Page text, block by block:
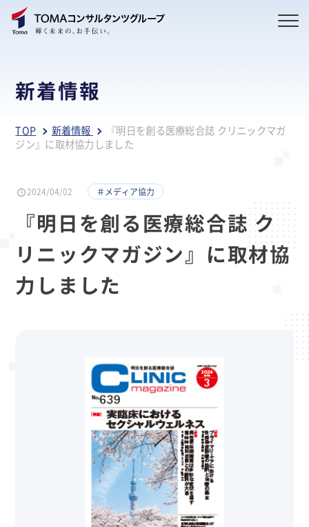
新着情報
TOP 新着情報
『明日を創る医療総合誌 クリニックマガ
ジン』に取材協力しました
2024/04/02 ＃メディア協力
『明日を創る医療総合誌 ク
リニックマガジン』に取材協
力しました